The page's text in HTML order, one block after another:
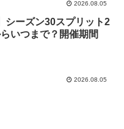
2026.08.05
シーズン30スプリット2
いつまで？開催期間
2026.08.05